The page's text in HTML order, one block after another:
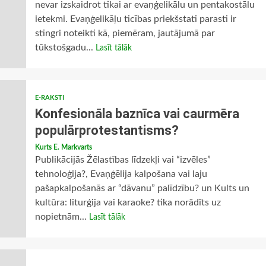
nevar izskaidrot tikai ar evaņģelikālu un pentakostālu
ietekmi. Evaņģelikāļu ticības priekšstati parasti ir
stingri noteikti kā, piemēram, jautājumā par
tūkstošgadu... Lasīt tālāk
E-RAKSTI
Konfesionāla baznīca vai caurmēra
populārprotestantisms?
Kurts E. Markvarts
Publikācijās Žēlastības līdzekļi vai “izvēles”
tehnoloģija?, Evaņģēlija kalpošana vai laju
pašapkalpošanās ar “dāvanu” palīdzību? un Kults un
kultūra: liturģija vai karaoke? tika norādīts uz
nopietnām... Lasīt tālāk